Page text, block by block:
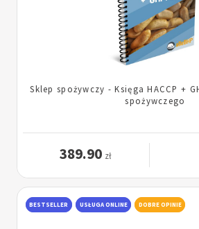
Sklep spożywczy - Księga HACCP +
spożywczego
389.90 zł
BESTSELLER USŁUGA ONLINE DOBRE OPINIE